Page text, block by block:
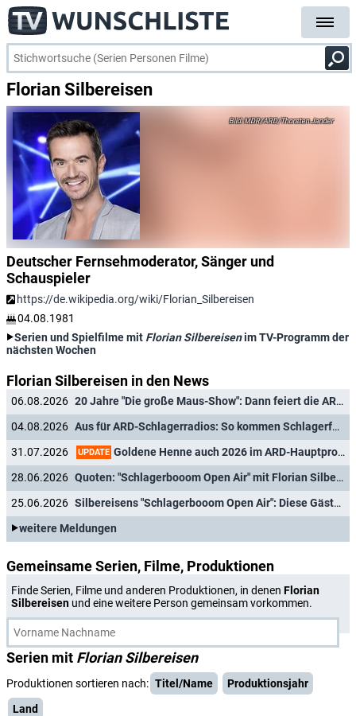
Florian Silbereisen
MDR/ARD/Thorsten Jander
Deutscher Fernsehmoderator, Sänger und
Schauspieler
https://de.wikipedia.org/wiki/Florian_Silbereisen
04.08.1981
Serien und Spielfilme mit Florian Silbereisenim TV-Programm der
nächsten Wochen
Florian Silbereisen in den News
06.08.2026
20 Jahre "Die große Maus-Show": Dann feiert die ARD das runde Jubiläum
04.08.2026
Aus für ARD-Schlagerradios: So kommen Schlagerfans künftig auf ihre Kosten
31.07.2026
UPDATE Goldene Henne auch 2026 im ARD-Hauptprogramm
28.06.2026
Quoten: "Schlagerbooom Open Air" mit Florian Silbereisen dominiert den Samstag
25.06.2026
Silbereisens "Schlagerbooom Open Air": Diese Gäste sind am 27. Juni 2026 in Kitzbühel dabei
weitere Meldungen
Gemeinsame Serien, Filme, Produktionen
Finde Serien, Filme und anderen Produktionen, in denen Florian
Silbereisen und eine weitere Person gemeinsam vorkommen.
Serien mit Florian Silbereisen
Produktionen sortieren nach: Titel/Name
Produktionsjahr
Land